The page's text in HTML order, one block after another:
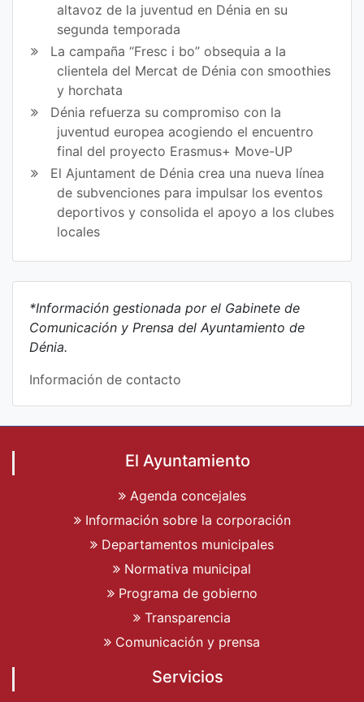
altavoz de la juventud en Dénia en su
segunda temporada
La campaña “Fresc i bo” obsequia a la
clientela del Mercat de Dénia con smoothies
y horchata
Dénia refuerza su compromiso con la
juventud europea acogiendo el encuentro
final del proyecto Erasmus+ Move-UP
El Ajuntament de Dénia crea una nueva línea
de subvenciones para impulsar los eventos
deportivos y consolida el apoyo a los clubes
locales
*Información gestionada por el Gabinete de
Comunicación y Prensa del Ayuntamiento de
Dénia.
Información de contacto
El Ayuntamiento
Agenda concejales
Información sobre la corporación
Departamentos municipales
Normativa municipal
Programa de gobierno
Transparencia
Comunicación y prensa
Servicios